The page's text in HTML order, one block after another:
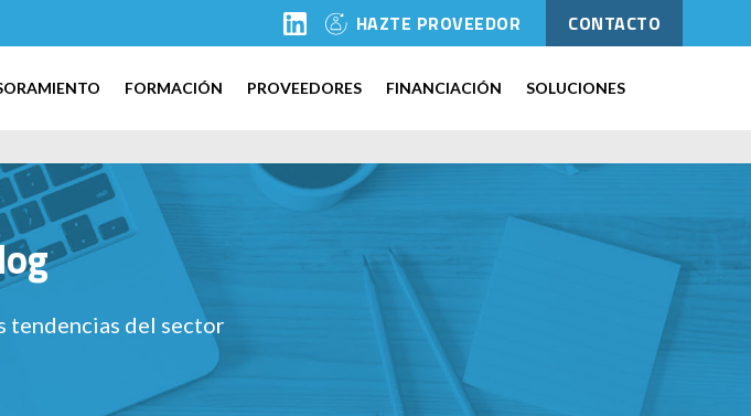
HAZTE PROVEEDOR CONTACTO
FORMACIÓN PROVEEDORES FINANCIACIÓN SOLUCIONES
tendencias del sector